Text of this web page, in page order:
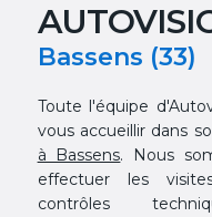
Bassens (33)
Toute l'équipe
vous accueillir dans
à Bassens. Nous
effectuer les
contrôles